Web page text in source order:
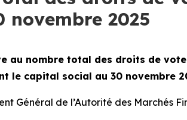
2025
au nombre total des droits de
le capital social au 30 novembre
Général de l’Autorité des Marchés